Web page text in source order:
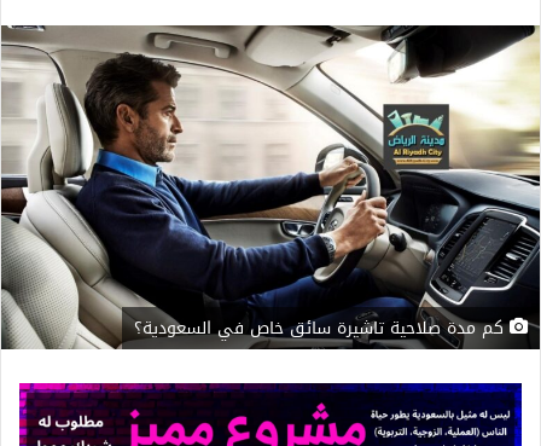
كم مدة صلاحية تاشيرة سائق خاص في السعودية؟